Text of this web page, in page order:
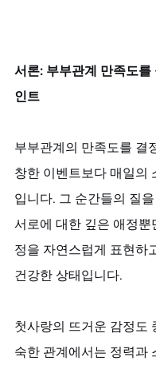
서론: 부부관계 만족도를
인트
부부관계의 만족도를 결
창한 이벤트보다 매일의
입니다. 그 순간들의 질
서로에 대한 깊은 애정뿐
정을 자연스럽게 표현하
건강한 상태입니다.
첫사랑의 뜨거운 감정도
숙한 관계에서는 정력과